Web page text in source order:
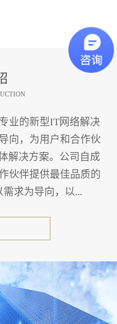
业的新型IT网络解决
向，为用户和合作伙
解决方案。公司自成
伙伴提供最佳品质的
求为导向，以...